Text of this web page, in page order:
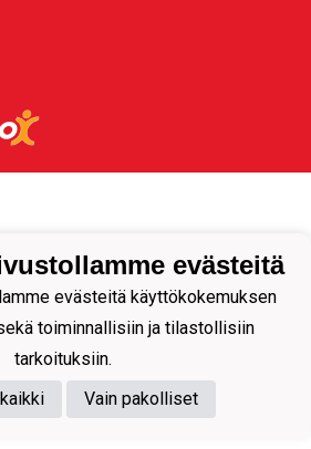
evästeitä
evästeitä käyttökokemuksen
toiminnallisiin ja tilastollisiin
tarkoituksiin.
Vain pakolliset